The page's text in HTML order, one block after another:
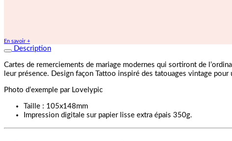
En savoir +
Description
Cartes de remerciements de mariage modernes qui sortiront de
leur présence. Design façon Tattoo inspiré des tatouages vintage pour
Photo d’exemple par Lovelypic
Taille : 105x148mm
Impression digitale sur papier lisse extra épais 350g.